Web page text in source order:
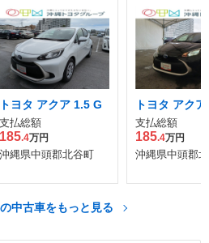
トヨタ アクア 1.5 G
支払総額
185.4万円
沖縄県中頭郡北谷町
トヨタ アク
支払総額
185.4万円
沖縄県中頭郡
中古車をもっと見る